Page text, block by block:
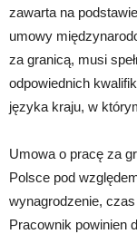
zawarta na
umowy
za granicą, musi
odpowiednich
języka kraju, w
Umowa o pracę za
Polsce pod
wynagrodzenie,
Pracownik powinien